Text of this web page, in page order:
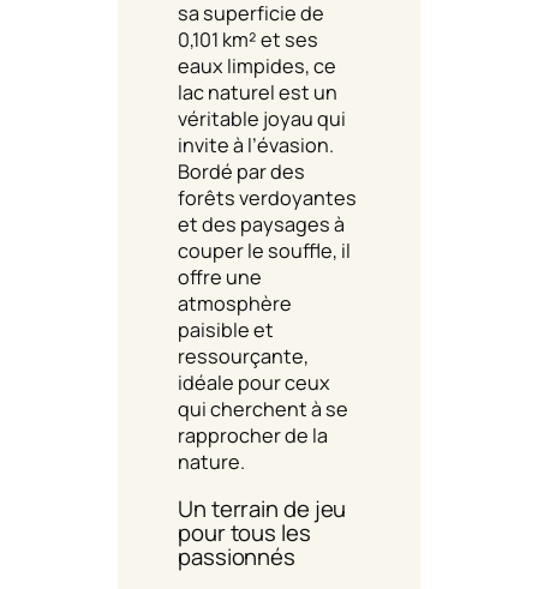
sa superficie de
0,101 km² et ses
eaux limpides, ce
lac naturel est un
véritable joyau qui
invite à l’évasion.
Bordé par des
forêts verdoyantes
et des paysages à
couper le souffle, il
offre une
atmosphère
paisible et
ressourçante,
idéale pour ceux
qui cherchent à se
rapprocher de la
nature.
Un terrain de jeu
pour tous les
passionnés